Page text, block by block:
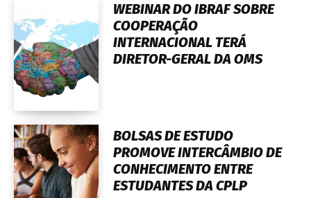
WEBINAR DO IBRAF SOBRE
COOPERAÇÃO
INTERNACIONAL TERÁ
DIRETOR-GERAL DA OMS
BOLSAS DE ESTUDO
PROMOVE INTERCÂMBIO DE
CONHECIMENTO ENTRE
ESTUDANTES DA CPLP